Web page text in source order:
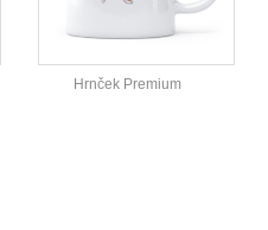
Hrnček Premium